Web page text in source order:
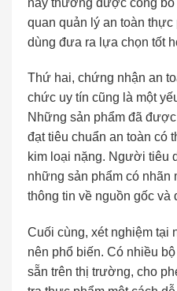
quan quản lý an toàn
dùng đưa ra lựa chọn tốt
Thứ hai, chứng nhận an
chức uy tín cũng là một
Những sản phẩm đã
đạt tiêu chuẩn an toàn có
kim loại nặng. Người tiêu
những sản phẩm có nhãn
thông tin về nguồn gốc và
Cuối cùng, xét nghiệm tại
nên phổ biến. Có nhiều
sẵn trên thị trường, cho